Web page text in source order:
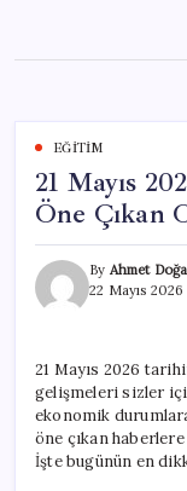
content
EĞITIM
21 Mayıs
Öne Çıkan
By Ahmet
22 Mayıs 2026
21 Mayıs 2026
gelişmeleri sizler
ekonomik
öne çıkan
İşte bugünün en